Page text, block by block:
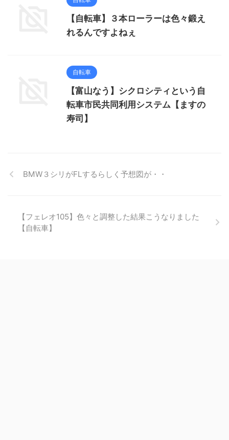
【自転車】３本ローラーは色々鍛え
れるんですよねぇ
自転車
【富山なう】シクロシティという自
転車市民共同利用システム【ますの
寿司】
BMW３シリがFLするらしく予想図が・・
【フェレオ105】色々と調整した結果こうなりました
【自転車】